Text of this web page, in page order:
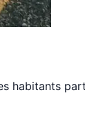
habitants